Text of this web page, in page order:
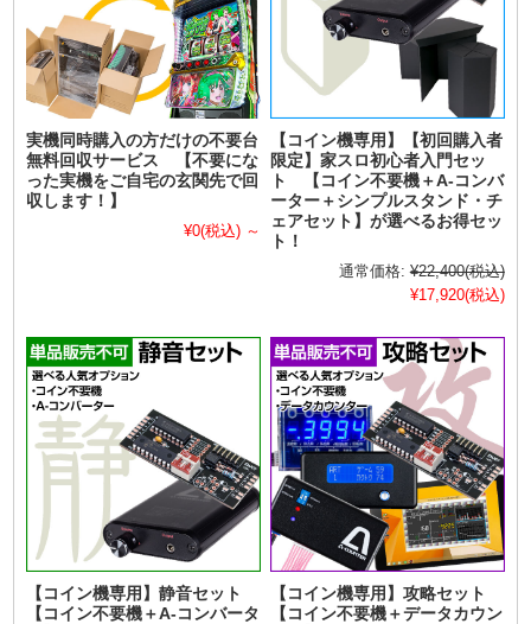
実機同時購入の方だけの不要台
無料回収サービス 【不要にな
った実機をご自宅の玄関先で回
収します！】
¥0(税込) ～
【コイン機専用】【初回購入者
限定】家スロ初心者入門セッ
ト 【コイン不要機＋A-コンバ
ーター＋シンプルスタンド・チ
ェアセット】が選べるお得セッ
ト！
通常価格: ¥22,400(税込)
¥17,920(税込)
【コイン機専用】静音セット
【コイン不要機＋A-コンバータ
【コイン機専用】攻略セット
【コイン不要機＋データカウン